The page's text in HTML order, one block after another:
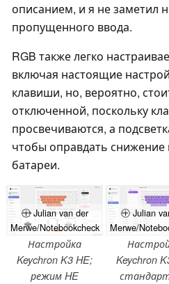
описанием, и я не заметил
пропущенного ввода.
RGB также легко
включая настоящие
клавиши, но, вероятно,
отключенной, поскольку
просвечиваются, а
чтобы оправдать
батареи.
ⓘ Julian van der
Merwe/Notebookcheck
Настройка
Keychron K3 HE;
режим HE
ⓘ Julian
Merwe/
Keychron